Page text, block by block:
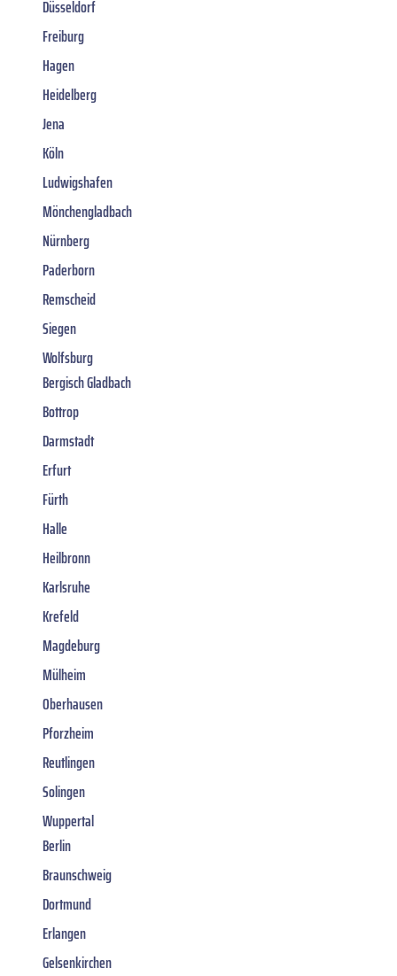
Düsseldorf
Freiburg
Hagen
Heidelberg
Jena
Köln
Ludwigshafen
Mönchengladbach
Nürnberg
Paderborn
Remscheid
Siegen
Wolfsburg
Bergisch Gladbach
Bottrop
Darmstadt
Erfurt
Fürth
Halle
Heilbronn
Karlsruhe
Krefeld
Magdeburg
Mülheim
Oberhausen
Pforzheim
Reutlingen
Solingen
Wuppertal
Berlin
Braunschweig
Dortmund
Erlangen
Gelsenkirchen